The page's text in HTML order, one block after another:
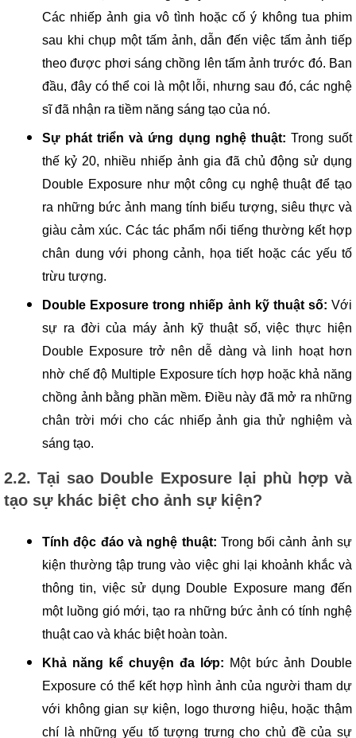
Các nhiếp ảnh gia vô tình hoặc cố ý không tua phim
sau khi chụp một tấm ảnh, dẫn đến việc tấm ảnh tiếp
theo được phơi sáng chồng lên tấm ảnh trước đó. Ban
đầu, đây có thể coi là một lỗi, nhưng sau đó, các nghệ
sĩ đã nhận ra tiềm năng sáng tạo của nó.
Sự phát triển và ứng dụng nghệ thuật: Trong suốt
thế kỷ 20, nhiều nhiếp ảnh gia đã chủ động sử dụng
Double Exposure như một công cụ nghệ thuật để tạo
ra những bức ảnh mang tính biểu tượng, siêu thực và
giàu cảm xúc. Các tác phẩm nổi tiếng thường kết hợp
chân dung với phong cảnh, họa tiết hoặc các yếu tố
trừu tượng.
Double Exposure trong nhiếp ảnh kỹ thuật số: Với
sự ra đời của máy ảnh kỹ thuật số, việc thực hiện
Double Exposure trở nên dễ dàng và linh hoạt hơn
nhờ chế độ Multiple Exposure tích hợp hoặc khả năng
chồng ảnh bằng phần mềm. Điều này đã mở ra những
chân trời mới cho các nhiếp ảnh gia thử nghiệm và
sáng tạo.
2.2. Tại sao Double Exposure lại phù hợp và
tạo sự khác biệt cho ảnh sự kiện?
Tính độc đáo và nghệ thuật: Trong bối cảnh ảnh sự
kiện thường tập trung vào việc ghi lại khoảnh khắc và
thông tin, việc sử dụng Double Exposure mang đến
một luồng gió mới, tạo ra những bức ảnh có tính nghệ
thuật cao và khác biệt hoàn toàn.
Khả năng kể chuyện đa lớp: Một bức ảnh Double
Exposure có thể kết hợp hình ảnh của người tham dự
với không gian sự kiện, logo thương hiệu, hoặc thậm
chí là những yếu tố tượng trưng cho chủ đề của sự